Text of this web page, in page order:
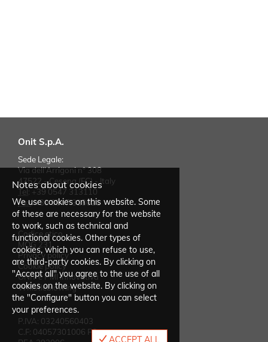
Onit S.p.A.
Sede Legale:
Via dell'Arrigoni n° 308
47522 - Cesena (FC) - Italy
Tel: +39 0547 313110
Fax:+39 0547 318021
Codice etico
MOG 231
Privacy policy
Cookie policy
ONIT è PMI innovativa
Whistleblowing
P.IVA: 03240560403
C.F: 04057301006 FC
Notes about cookies
We use cookies on this website. Some
of these are necessary for the website
to work, such as technical and
functional cookies. Other types of
cookies, which you can refuse to use,
are third-party cookies. By clicking on
"Accept all" you agree to the use of all
cookies on the website. By clicking on
the "Configure" button you can select
your preferences.
ACCEPT ALL